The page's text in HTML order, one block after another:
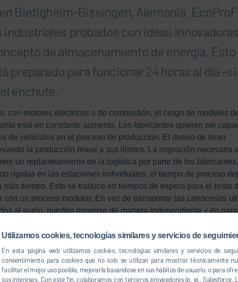
Utilizamos cookies, tecnologías similares y servicios de
En esta página web utilizamos cookies, tecnologías similares y servicios de
consentimiento para cookies que no solo se utilizan para mostrar técnicamente
facilitar el mejor uso posible, mejorarla basándose en sus hábitos de usuario, o para
sus intereses. Con este fin, colaboramos con terceros proveedores (p. ej., Salesforce,
Bietigheim-Bissingen, Alemania.
probados con ideas
de almacenamiento de energía. Esto
preparado para funcionar 24 horas al día
enchufe.
con motores eléctricos o de combustión, el rango de modelos
está en constante aumento. Los fabricantes quieren ser
de vehículos en el proceso de producción. El deseo de tener
la producción lineal a sus límites. La migración necesaria
un replanteamiento de la logística por parte de los
rígidas en las estaciones individuales, el tiempo de proceso
tiempo. Esto se traduce en tiempos de espera para el resto
con un proceso modular. En vez de transportar las carrocerías
al suelo, pueden moverse de manera independiente y en
retoques, pulido y almacenamiento intermedio. De esta
pintado modular en el que los distintos tiempos de procesado de
espera. Por lo tanto, los beneficios resultantes en costes son
y el pintado de las carrocerías. Los tiempos de
también se han visto reducidos al mínimo, ya que los AGVs